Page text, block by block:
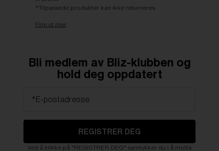
*Tilpassede produkter kan ikke returneres
Finn ut mer
Bli medlem av Bliz-klubben og
hold deg oppdatert
*E-postadresse
REGISTRER DEG
Ved å klikke på "REGISTRER DEG" samtykker du i å motta